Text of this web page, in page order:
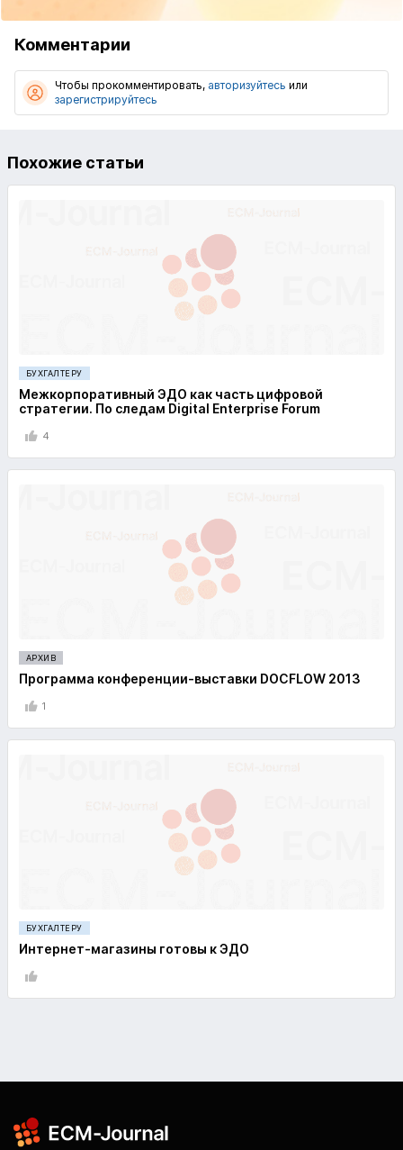
Комментарии
Чтобы прокомментировать, авторизуйтесь или
зарегистрируйтесь
Похожие статьи
БУХГАЛТЕРУ
Межкорпоративный ЭДО как часть цифровой
стратегии. По следам Digital Enterprise Forum
4
АРХИВ
Программа конференции-выставки DOCFLOW 2013
1
БУХГАЛТЕРУ
Интернет-магазины готовы к ЭДО